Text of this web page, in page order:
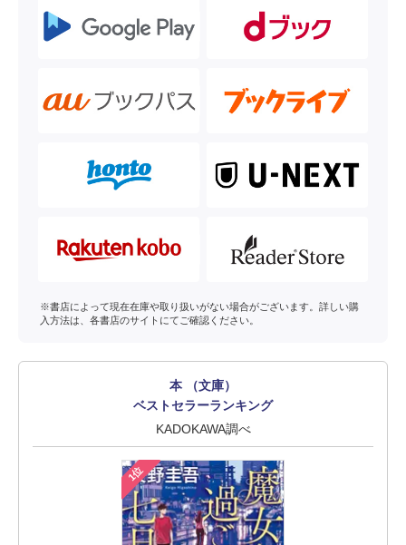
※書店によって現在在庫や取り扱いがない場合がございます。詳しい購
入方法は、各書店のサイトにてご確認ください。
本 （文庫）
ベストセラーランキング
KADOKAWA調べ
1位